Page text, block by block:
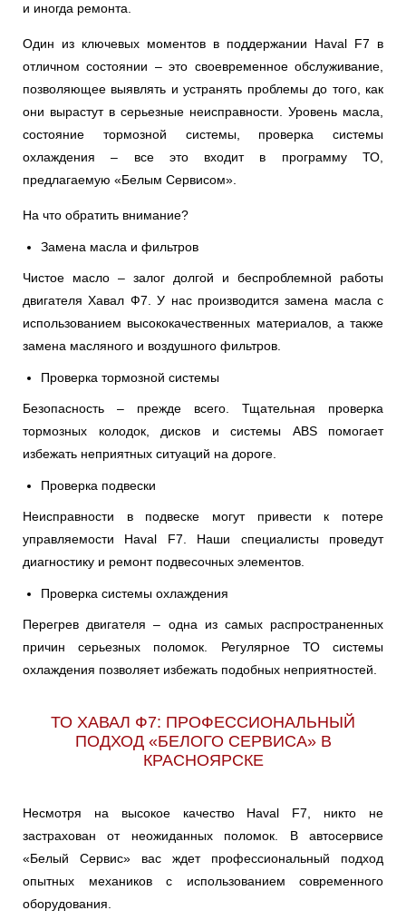
и иногда ремонта.
Один из ключевых моментов в поддержании Haval F7 в
отличном состоянии – это своевременное обслуживание,
позволяющее выявлять и устранять проблемы до того, как
они вырастут в серьезные неисправности. Уровень масла,
состояние тормозной системы, проверка системы
охлаждения – все это входит в программу ТО,
предлагаемую «Белым Сервисом».
На что обратить внимание?
Замена масла и фильтров
Чистое масло – залог долгой и беспроблемной работы
двигателя Хавал Ф7. У нас производится замена масла с
использованием высококачественных материалов, а также
замена масляного и воздушного фильтров.
Проверка тормозной системы
Безопасность – прежде всего. Тщательная проверка
тормозных колодок, дисков и системы ABS помогает
избежать неприятных ситуаций на дороге.
Проверка подвески
Неисправности в подвеске могут привести к потере
управляемости Haval F7. Наши специалисты проведут
диагностику и ремонт подвесочных элементов.
Проверка системы охлаждения
Перегрев двигателя – одна из самых распространенных
причин серьезных поломок. Регулярное ТО системы
охлаждения позволяет избежать подобных неприятностей.
ТО ХАВАЛ Ф7: ПРОФЕССИОНАЛЬНЫЙ
ПОДХОД «БЕЛОГО СЕРВИСА» В
КРАСНОЯРСКЕ
Несмотря на высокое качество Haval F7, никто не
застрахован от неожиданных поломок. В автосервисе
«Белый Сервис» вас ждет профессиональный подход
опытных механиков с использованием современного
оборудования.